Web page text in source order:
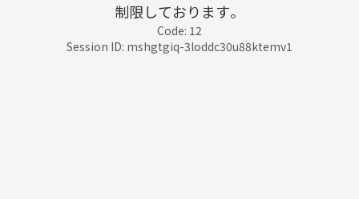
制限しております。
Code: 12
Session ID: mshgtgiq-3loddc30u88ktemv1